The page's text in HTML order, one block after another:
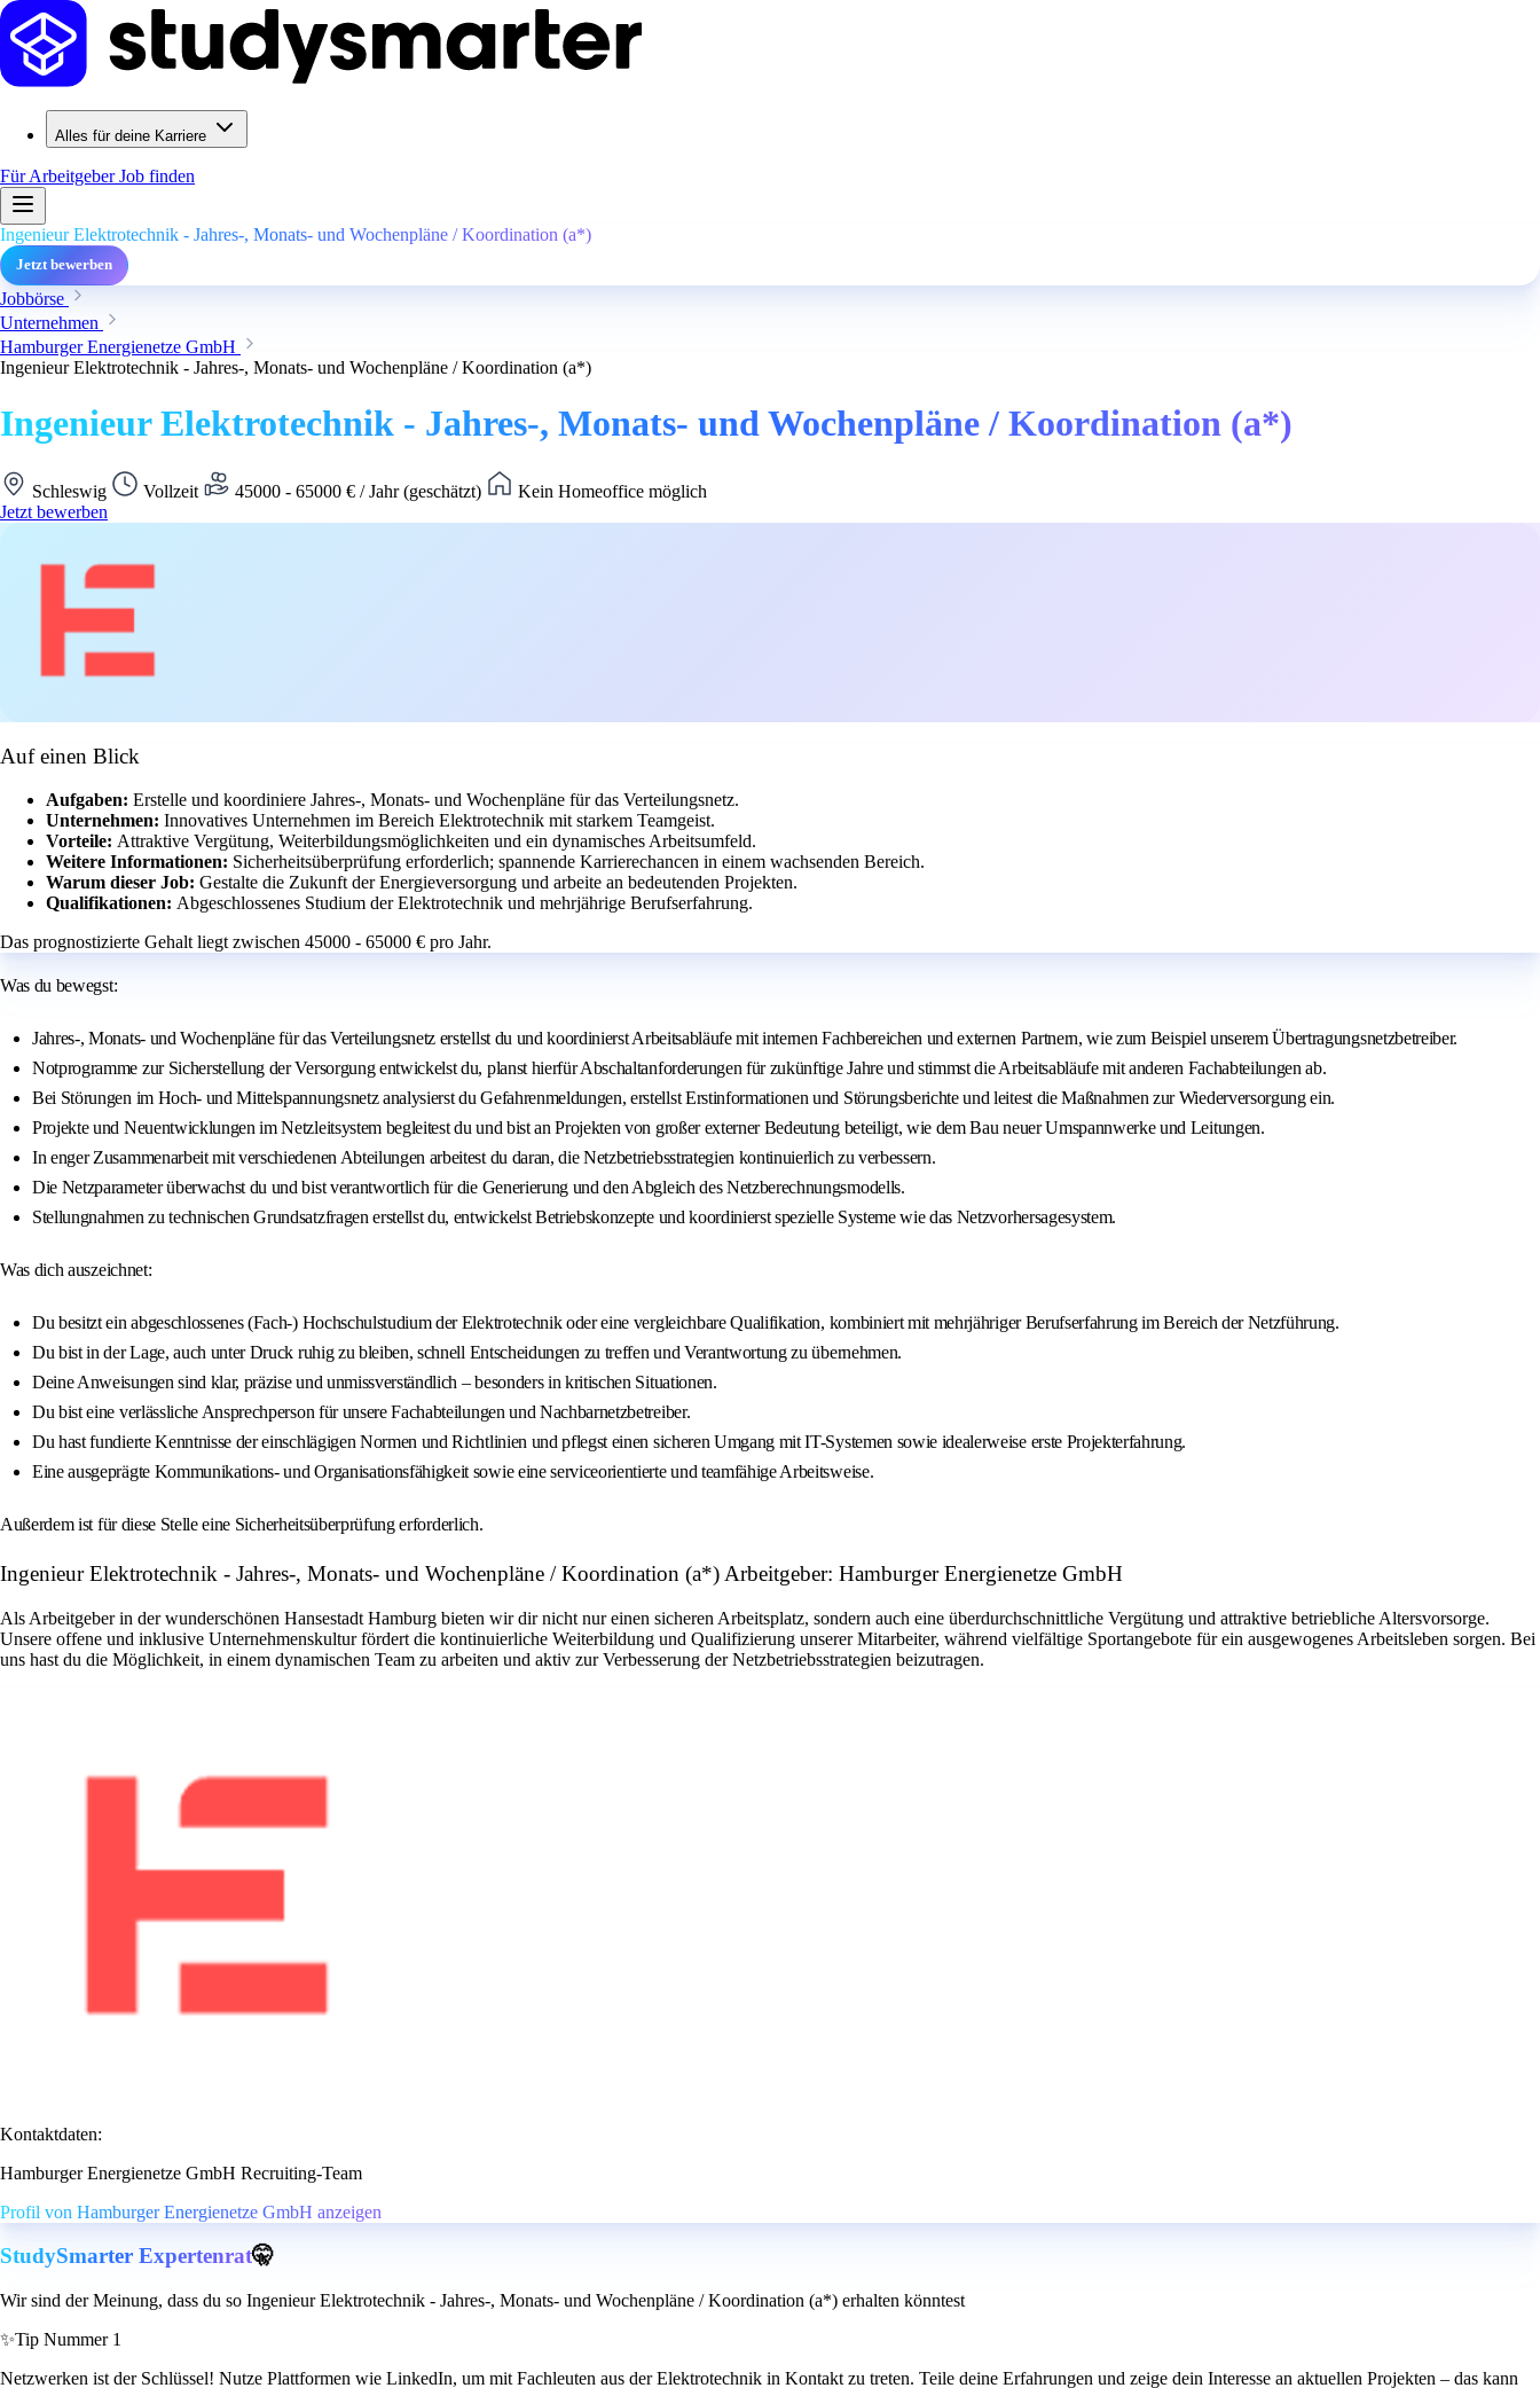
Alles für deine Karriere
Für ArbeitgeberJob finden
Ingenieur Elektrotechnik - Jahres-, Monats- und Wochenpläne / Koordination (a*)
Jetzt bewerben
Jobbörse
Unternehmen
Hamburger Energienetze GmbH
Ingenieur Elektrotechnik - Jahres-, Monats- und Wochenpläne / Koordination (a*)
Ingenieur Elektrotechnik - Jahres-, Monats- und Wochenpläne / Koordination (a*)
Schleswig Vollzeit 45000 - 65000 € / Jahr (geschätzt)
Kein Homeoffice möglich
Jetzt bewerben
Auf einen Blick
Aufgaben: Erstelle und koordiniere Jahres-, Monats- und Wochenpläne für das Verteilungsnetz.
Unternehmen: Innovatives Unternehmen im Bereich Elektrotechnik mit starkem Teamgeist.
Vorteile: Attraktive Vergütung, Weiterbildungsmöglichkeiten und ein dynamisches Arbeitsumfeld.
Weitere Informationen: Sicherheitsüberprüfung erforderlich; spannende Karrierechancen in einem wachsenden Bereich.
Warum dieser Job: Gestalte die Zukunft der Energieversorgung und arbeite an bedeutenden Projekten.
Qualifikationen: Abgeschlossenes Studium der Elektrotechnik und mehrjährige Berufserfahrung.
Das prognostizierte Gehalt liegt zwischen 45000 - 65000 € pro Jahr.
Was du bewegst:
Jahres-, Monats- und Wochenpläne für das Verteilungsnetz erstellst du und koordinierst Arbeitsabläufe mit internen Fachbereichen und externen Partnern, wie zum Beispiel unserem Übertragungsnetzbetreiber.
Notprogramme zur Sicherstellung der Versorgung entwickelst du, planst hierfür Abschaltanforderungen für zukünftige Jahre und stimmst die Arbeitsabläufe mit anderen Fachabteilungen ab.
Bei Störungen im Hoch- und Mittelspannungsnetz analysierst du Gefahrenmeldungen, erstellst Erstinformationen und Störungsberichte und leitest die Maßnahmen zur Wiederversorgung ein.
Projekte und Neuentwicklungen im Netzleitsystem begleitest du und bist an Projekten von großer externer Bedeutung beteiligt, wie dem Bau neuer Umspannwerke und Leitungen.
In enger Zusammenarbeit mit verschiedenen Abteilungen arbeitest du daran, die Netzbetriebsstrategien kontinuierlich zu verbessern.
Die Netzparameter überwachst du und bist verantwortlich für die Generierung und den Abgleich des Netzberechnungsmodells.
Stellungnahmen zu technischen Grundsatzfragen erstellst du, entwickelst Betriebskonzepte und koordinierst spezielle Systeme wie das Netzvorhersagesystem.
Was dich auszeichnet:
Du besitzt ein abgeschlossenes (Fach-) Hochschulstudium der Elektrotechnik oder eine vergleichbare Qualifikation, kombiniert mit mehrjähriger Berufserfahrung im Bereich der Netzführung.
Du bist in der Lage, auch unter Druck ruhig zu bleiben, schnell Entscheidungen zu treffen und Verantwortung zu übernehmen.
Deine Anweisungen sind klar, präzise und unmissverständlich – besonders in kritischen Situationen.
Du bist eine verlässliche Ansprechperson für unsere Fachabteilungen und Nachbarnetzbetreiber.
Du hast fundierte Kenntnisse der einschlägigen Normen und Richtlinien und pflegst einen sicheren Umgang mit IT-Systemen sowie idealerweise erste Projekterfahrung.
Eine ausgeprägte Kommunikations- und Organisationsfähigkeit sowie eine serviceorientierte und teamfähige Arbeitsweise.
Außerdem ist für diese Stelle eine Sicherheitsüberprüfung erforderlich.
Ingenieur Elektrotechnik - Jahres-, Monats- und Wochenpläne / Koordination (a*) Arbeitgeber: Hamburger Energienetze GmbH
Als Arbeitgeber in der wunderschönen Hansestadt Hamburg bieten wir dir nicht nur einen sicheren Arbeitsplatz, sondern auch eine überdurchschnittliche Vergütung und attraktive betriebliche Altersvorsorge.
Unsere offene und inklusive Unternehmenskultur fördert die kontinuierliche Weiterbildung und Qualifizierung unserer Mitarbeiter, während vielfältige Sportangebote für ein ausgewogenes Arbeitsleben sorgen. Bei
uns hast du die Möglichkeit, in einem dynamischen Team zu arbeiten und aktiv zur Verbesserung der Netzbetriebsstrategien beizutragen.
Kontaktdaten:
Hamburger Energienetze GmbH Recruiting-Team
Profil von Hamburger Energienetze GmbH anzeigen
StudySmarter Expertenrat🤫
Wir sind der Meinung, dass du so Ingenieur Elektrotechnik - Jahres-, Monats- und Wochenpläne / Koordination (a*) erhalten könntest
✨Tip Nummer 1
Netzwerken ist der Schlüssel! Nutze Plattformen wie LinkedIn, um mit Fachleuten aus der Elektrotechnik in Kontakt zu treten. Teile deine Erfahrungen und zeige dein Interesse an aktuellen Projekten – das kann